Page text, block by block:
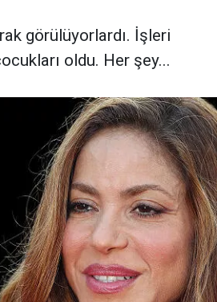
görülüyorlardı. İşleri
oldu. Her şey...